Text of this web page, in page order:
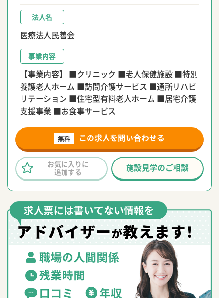
法人名
医療法人民善会
事業内容
【事業内容】 ■クリニック ■老人保健施設 ■特別
養護老人ホーム ■訪問介護サービス ■通所リハビ
リテーション ■住宅型有料老人ホーム ■居宅介護
支援事業 ■お食事サービス
無料 この求人を問い合わせる
施設見学のご相談
お気に入りに
追加する